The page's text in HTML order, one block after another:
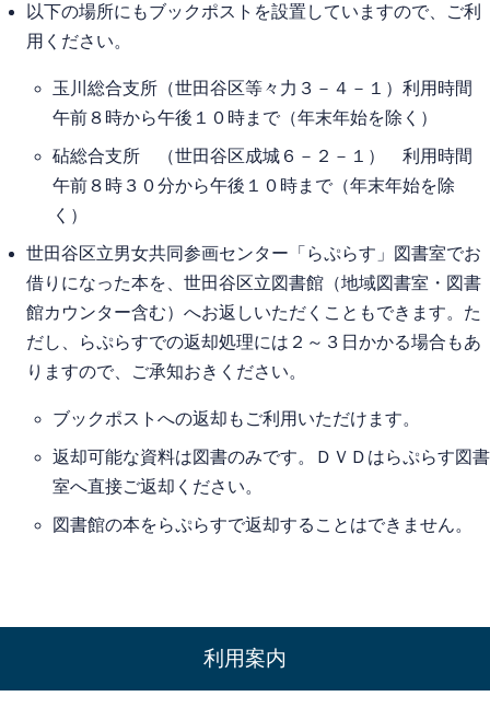
以下の場所にもブックポストを設置していますので、ご利
用ください。
玉川総合支所（世田谷区等々力３－４－１）利用時間
午前８時から午後１０時まで（年末年始を除く）
砧総合支所 （世田谷区成城６－２－１） 利用時間
午前８時３０分から午後１０時まで（年末年始を除
く）
世田谷区立男女共同参画センター「らぷらす」図書室でお
借りになった本を、世田谷区立図書館（地域図書室・図書
館カウンター含む）へお返しいただくこともできます。た
だし、らぷらすでの返却処理には２～３日かかる場合もあ
りますので、ご承知おきください。
ブックポストへの返却もご利用いただけます。
返却可能な資料は図書のみです。ＤＶＤはらぷらす図書
室へ直接ご返却ください。
図書館の本をらぷらすで返却することはできません。
利用案内